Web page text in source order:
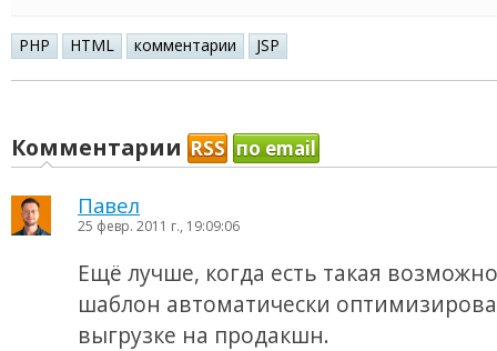
PHP HTML комментарии JSP
Комментарии RSS по email
Павел
25 февр. 2011 г., 19:09:06
Ещё лучше, когда есть такая
шаблон автоматически
выгрузке на продакшн.